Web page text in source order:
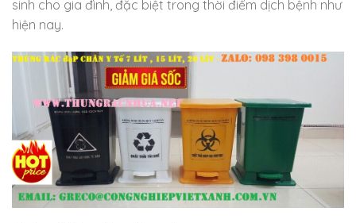
sinh cho gia đình, đặc biệt trong thời điểm dịch bệnh như
hiện nay.